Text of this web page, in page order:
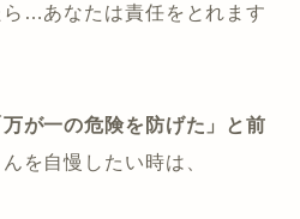
…あなたは責任をとれます
万が一の危険を防げた」と前
んを自慢したい時は、